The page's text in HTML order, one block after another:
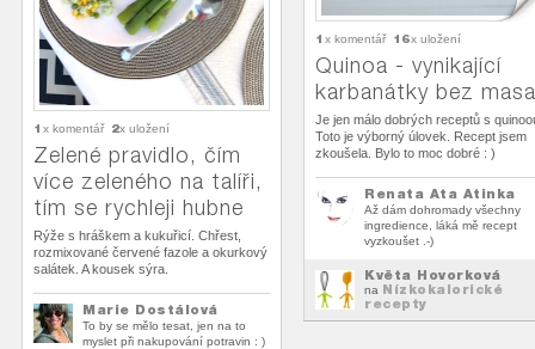
1 x komentář 16x uložení
Quinoa - vynikající
karbanátky bez masa
Je jen málo dobrých receptů s
Toto je výborný úlovek. Recept jsem
zkoušela. Bylo to moc dobré : )
Renata Ata Atinka
Až dám dohromady všechny
ingredience, láká mě recept
vyzkoušet .-)
Květa Hovorková
na Nízkokalorické
recepty
1 x komentář 2x uložení
Zelené pravidlo, čím
více zeleného na talíři,
tím se rychleji hubne
Rýže s hráškem a kukuřicí. Chřest,
rozmixované červené fazole a okurkový
salátek. A kousek sýra.
Marie Dostálová
To by se mělo tesat, jen na to
myslet při nakupování potravin : )